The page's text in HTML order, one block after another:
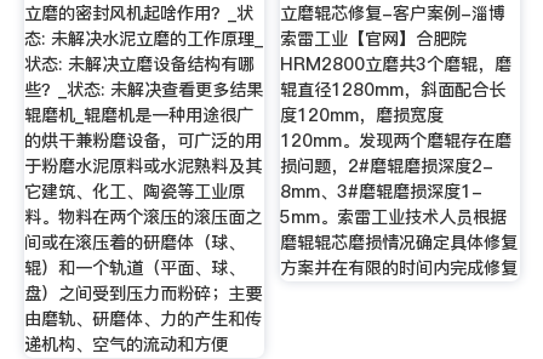
立磨的密封风机起啥作用？_状
态: 未解决水泥立磨的工作原理_
状态: 未解决立磨设备结构有哪
些？_状态: 未解决查看更多结果
辊磨机_辊磨机是一种用途很广
的烘干兼粉磨设备，可广泛的用
于粉磨水泥原料或水泥熟料及其
它建筑、化工、陶瓷等工业原
料。物料在两个滚压的滚压面之
间或在滚压着的研磨体（球、
辊）和一个轨道（平面、球、
盘）之间受到压力而粉碎；主要
由磨轨、研磨体、力的产生和传
递机构、空气的流动和方便
立磨辊芯修复-客户案例-淄博
索雷工业【官网】合肥院
HRM2800立磨共3个磨辊，磨
辊直径1280mm，斜面配合长
度120mm，磨损宽度
120mm。发现两个磨辊存在磨
损问题，2#磨辊磨损深度2-
8mm、3#磨辊磨损深度1-
5mm。索雷工业技术人员根据
磨辊辊芯磨损情况确定具体修复
方案并在有限的时间内完成修复